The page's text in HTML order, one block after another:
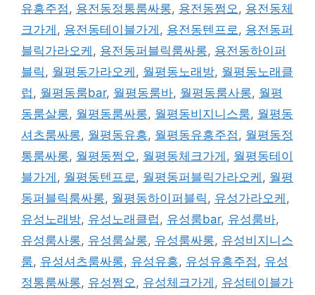
유흥주점 , 용전동정통룸싸롱, 용전동쩜오 , 용전동체
크가게 , 용전동테이블가게 , 용전동텐프로 , 용전동퍼
블릭가라오케 , 용전동퍼블릭룸싸롱, 용전동하이퍼
블릭 , 월평동가라오케 , 월평동노래방, 월평동노래클
럽 , 월평동룸bar, 월평동룸바, 월평동룸사롱, 월평
동룸살롱, 월평동룸싸롱, 월평동비지니스룸, 월평동
셔츠룸싸롱, 월평동유흥, 월평동유흥주점 , 월평동정
통룸싸롱, 월평동쩜오 , 월평동체크가게 , 월평동테이
블가게 , 월평동텐프로 , 월평동퍼블릭가라오케 , 월평
동퍼블릭룸싸롱, 월평동하이퍼블릭 , 유성가라오케 ,
유성노래방, 유성노래클럽 , 유성룸bar, 유성룸바,
유성룸사롱, 유성룸살롱, 유성룸싸롱, 유성비지니스
룸, 유성셔츠룸싸롱, 유성유흥, 유성유흥주점 , 유성
정통룸싸롱, 유성쩜오 , 유성체크가게 , 유성테이블가